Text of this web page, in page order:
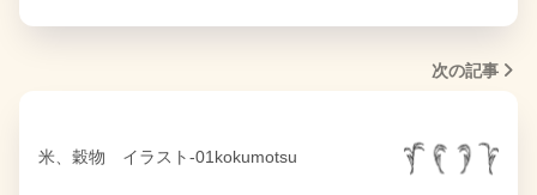
次の記事
米、穀物 イラスト-01kokumotsu